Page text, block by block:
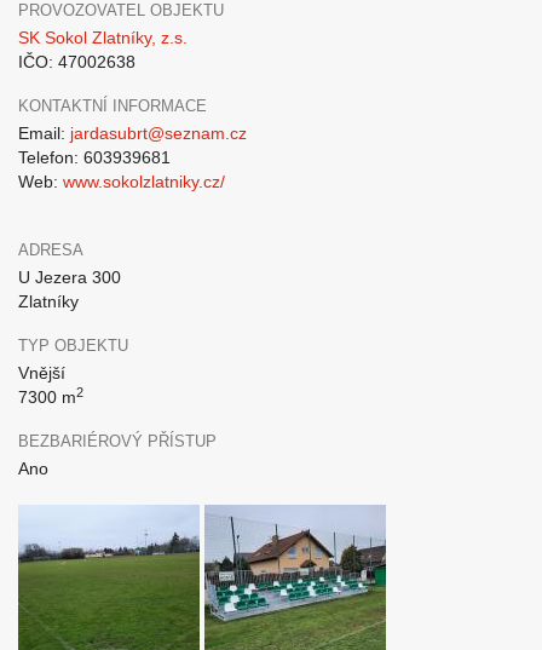
PROVOZOVATEL OBJEKTU
SK Sokol Zlatníky, z.s.
IČO: 47002638
KONTAKTNÍ INFORMACE
Email: jardasubrt@seznam.cz
Telefon: 603939681
Web: www.sokolzlatniky.cz/
ADRESA
U Jezera 300
Zlatníky
TYP OBJEKTU
Vnější
7300 m2
BEZBARIÉROVÝ PŘÍSTUP
Ano